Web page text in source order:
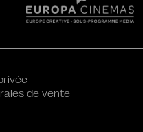
de vente